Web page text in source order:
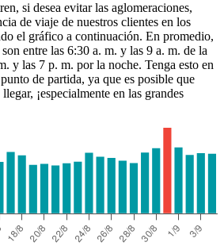
si desea evitar las aglomeraciones,
de viaje de nuestros clientes en los
el gráfico a continuación. En promedio,
entre las 6:30 a. m. y las 9 a. m. de la
y las 7 p. m. por la noche. Tenga esto en
de partida, ya que es posible que
¡especialmente en las grandes